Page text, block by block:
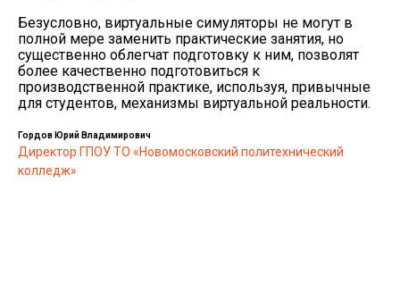
Безусловно, виртуальные симуляторы не могут в
полной мере заменить практические занятия, но
существенно облегчат подготовку к ним, позволят
более качественно подготовиться к
производственной практике, используя, привычные
для студентов, механизмы виртуальной реальности.
Гордов Юрий Владимирович
Директор ГПОУ ТО «Новомосковский политехнический
колледж»